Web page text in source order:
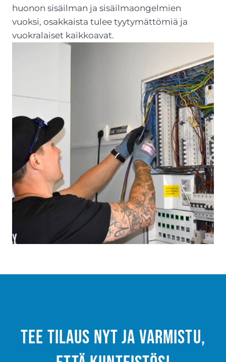
huonon sisäilman ja sisäilmaongelmien
vuoksi, osakkaista tulee tyytymättömiä ja
vuokralaiset kaikkoavat.
Tee tilaus nyt ja varmistu,